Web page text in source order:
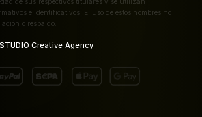
e identificativos. El uso de estos nombres no
o respaldo.
Creative Agency